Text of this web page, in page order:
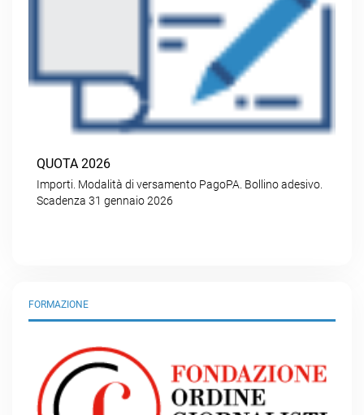
QUOTA 2026
Importi. Modalità di versamento PagoPA. Bollino adesivo.
Scadenza 31 gennaio 2026
FORMAZIONE